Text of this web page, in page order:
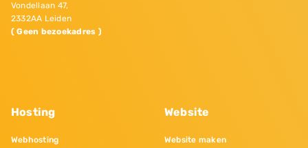
Vondellaan 47,
2332AA Leiden
( Geen bezoekadres )
Hosting
Webhosting
Website
Website maken